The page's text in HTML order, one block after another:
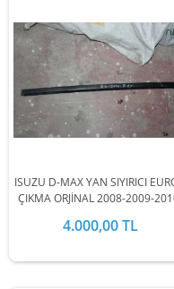
ISUZU D-MAX YAN SIYIRICI
ÇIKMA ORJİNAL 2008-2009-
STOKLARIMIZDA MEVCUTTUR.
4.000,00 TL